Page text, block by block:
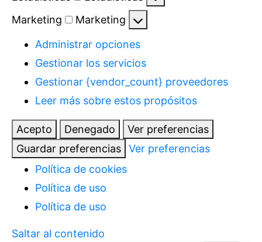
Marketing
Marketing
Administrar opciones
Gestionar los servicios
Gestionar {vendor_count} proveedores
Leer más sobre estos propósitos
Acepto Denegado
Ver preferencias
Guardar preferencias
Ver preferencias
Política de cookies
Política de uso
Política de uso
Saltar al contenido